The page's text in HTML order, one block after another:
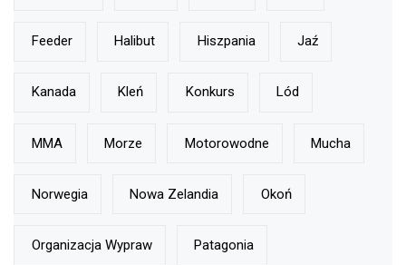
Feeder Halibut Hiszpania Jaź
Kanada Kleń Konkurs Lód
MMA Morze Motorowodne Mucha
Norwegia Nowa Zelandia Okoń
Organizacja Wypraw Patagonia